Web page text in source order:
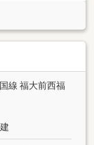
線 福大前西福